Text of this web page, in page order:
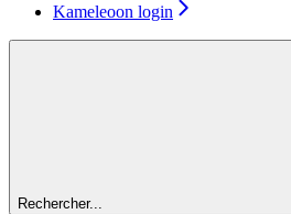
Kameleoon login
Rechercher...